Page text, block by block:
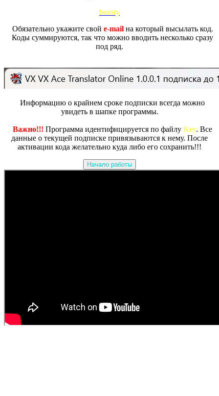
boosty
Обязательно укажите свой e-mailна который высылать код.
Коды суммируются, так что можно вводить несколько сразу
под ряд.
Информацию о крайнем сроке подписки всегда можно
увидеть в шапке программы.
Важно!!! Программа идентифицируется по файлу Key. Все
данные о текущей подписке привязываются к нему. После
активации кода желательно куда либо его сохранить!!!
Начало работы